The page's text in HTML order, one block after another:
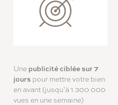
Une publicité ciblée sur 7
jours pour mettre votre bien
en avant (jusqu’à 1 300 000
vues en une semaine)